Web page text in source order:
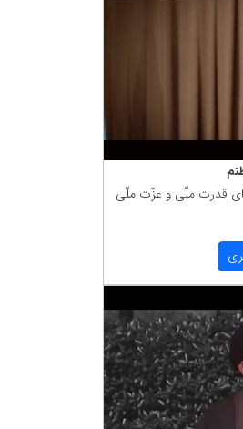
قدرت ملّی و عزّت ملّی